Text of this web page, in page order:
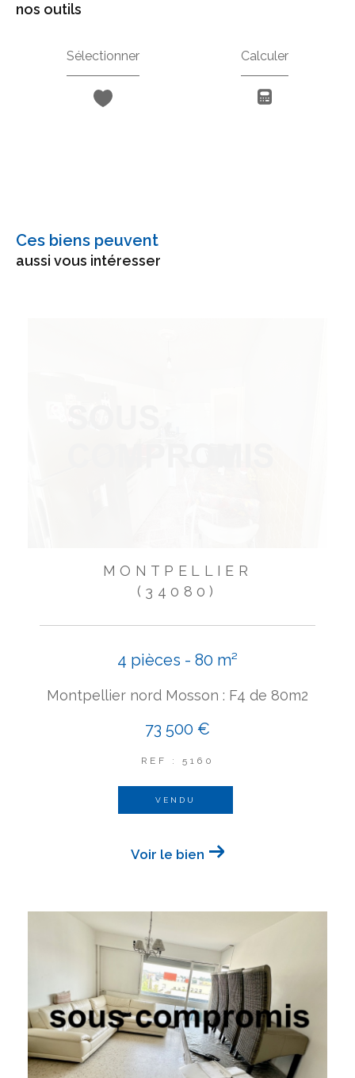
nos outils
Sélectionner Calculer
Ces biens peuvent
aussi vous intéresser
MONTPELLIER
(34080)
4 pièces - 80 m²
Montpellier nord Mosson : F4 de 80m2
73 500 €
REF : 5160
VENDU
Voir le bien